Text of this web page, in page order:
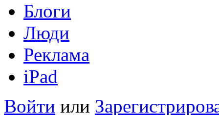
Блоги
Люди
Реклама
iPad
Войти или